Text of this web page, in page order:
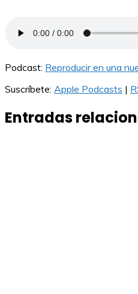
Podcast: Reproducir en una
Suscríbete: Apple Podcasts |
Entradas